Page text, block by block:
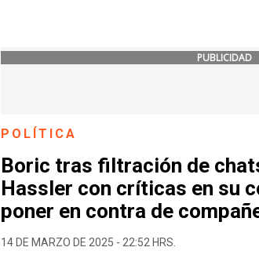
PUBLICIDAD
POLÍTICA
Boric tras filtración de
Hassler con críticas en su
poner en contra de
14 DE MARZO DE 2025 - 22:52 HRS.